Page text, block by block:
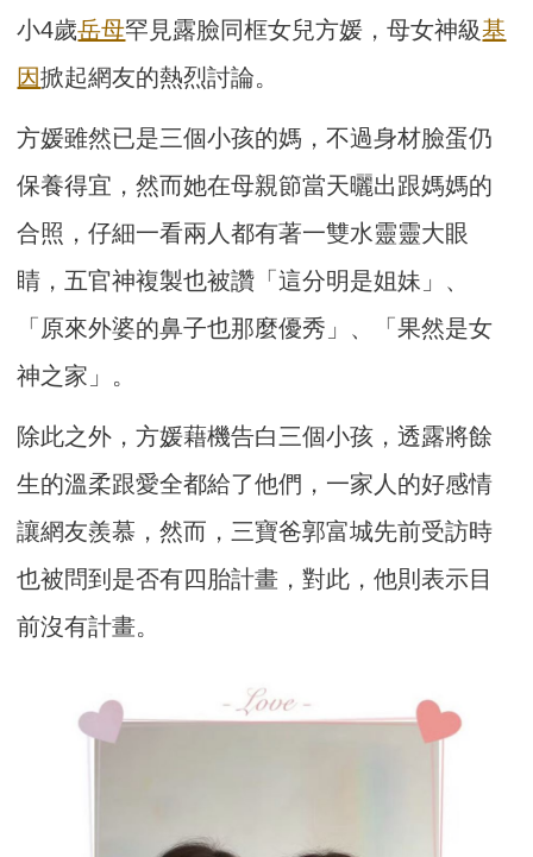
小4歲岳母罕見露臉同框女兒方媛，母女神級基
因掀起網友的熱烈討論。
方媛雖然已是三個小孩的媽，不過身材臉蛋仍
保養得宜，然而她在母親節當天曬出跟媽媽的
合照，仔細一看兩人都有著一雙水靈靈大眼
睛，五官神複製也被讚「這分明是姐妹」、
「原來外婆的鼻子也那麼優秀」、「果然是女
神之家」。
除此之外，方媛藉機告白三個小孩，透露將餘
生的溫柔跟愛全都給了他們，一家人的好感情
讓網友羨慕，然而，三寶爸郭富城先前受訪時
也被問到是否有四胎計畫，對此，他則表示目
前沒有計畫。